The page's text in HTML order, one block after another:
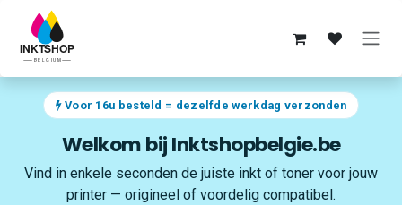
Overslaan naar inhoud
Voor 16u besteld = dezelfde werkdag verzonden
Welkom bij Inktshopbelgie.be
Vind in enkele seconden de juiste inkt of toner voor jouw
printer — origineel of voordelig compatibel.